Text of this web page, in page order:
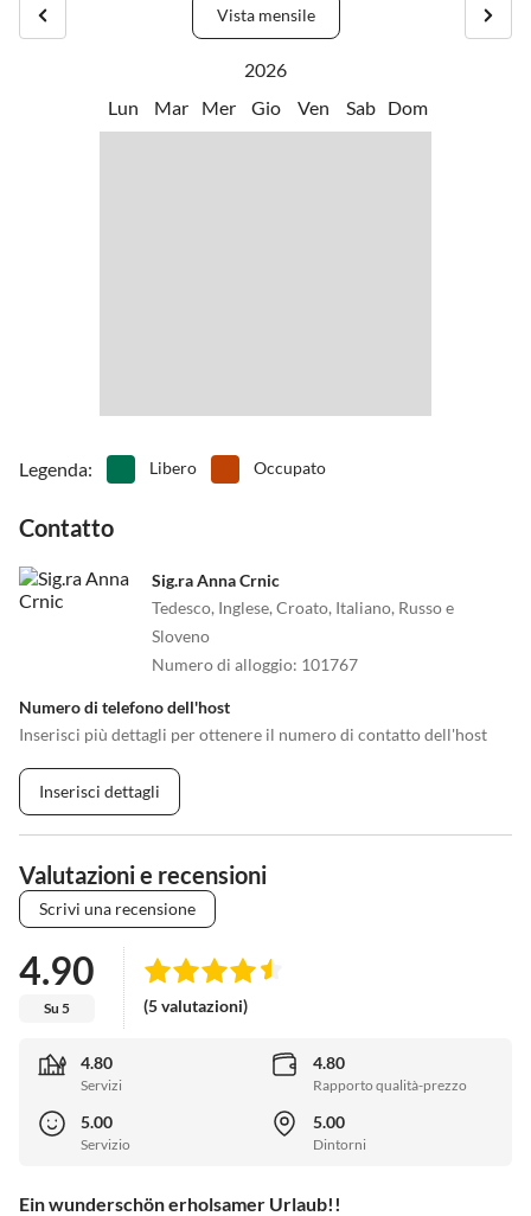
All'interno di questa baia ci sono strutture ricreative come
ping-pong e noleggio biciclette.
Nell'altra direzione lungo la costa si trova la città di Rab.
Vista mensile
2026
Lun
Mar Mer Gio Ven Sab Dom
Legenda: Libero Occupato
Contatto
Sig.ra Anna Crnic
Tedesco, Inglese, Croato, Italiano, Russo e
Sloveno
Numero di alloggio: 101767
Numero di telefono dell'host
Inserisci più dettagli per ottenere il numero di contatto dell'host
Inserisci dettagli
Valutazioni e recensioni
Scrivi una recensione
4.90
Su 5 (5 valutazioni)
4.80
Servizi
4.80
Rapporto qualità-prezzo
5.00
Servizio
5.00
Dintorni
Ein wunderschön erholsamer Urlaub!!